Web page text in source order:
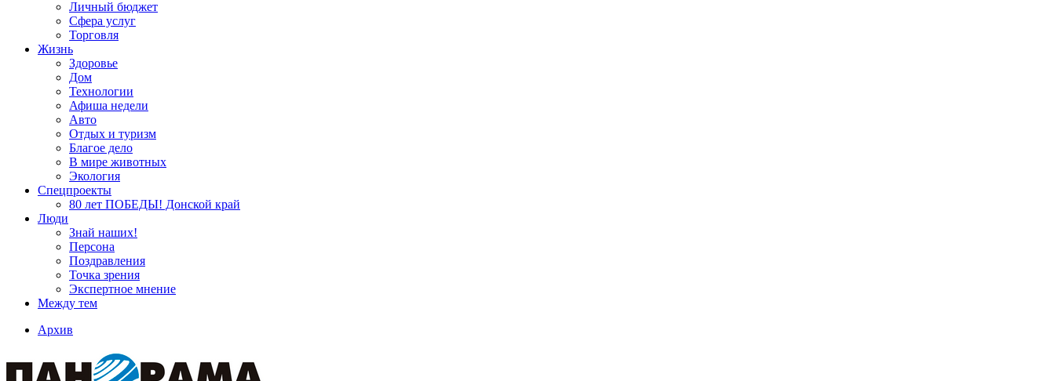
Личный бюджет
Сфера услуг
Торговля
Жизнь
Здоровье
Дом
Технологии
Афиша недели
Авто
Отдых и туризм
Благое дело
В мире животных
Экология
Спецпроекты
80 лет ПОБЕДЫ! Донской край
Люди
Знай наших!
Персона
Поздравления
Точка зрения
Экспертное мнение
Между тем
Архив